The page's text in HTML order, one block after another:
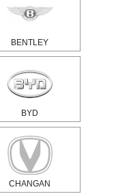
BENTLEY
BYD
CHANGAN